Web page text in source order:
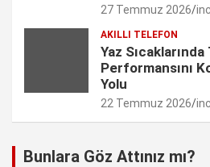
27 Temmuz 2026
AKILLI TELEFON
Yaz
Performansını
Yolu
22 Temmuz 2026
Bunlara Göz Attınız mı?